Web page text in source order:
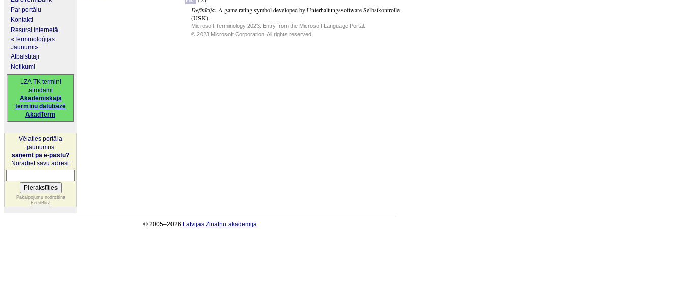
Par portālu
Kontakti
Resursi internetā
«Terminoloģijas
Jaunumi»
Atbalstītāji
Notikumi
LZA TK termini
atrodami
Akadēmiskajā
terminu datubāzē
AkadTerm
Vēlaties portāla
jaunumus
saņemt pa e-pastu?
Norādiet savu adresi:
Pakalpojumu nodrošina
FeedBlitz
Definīcija: A game rating symbol developed by Unterhaltungssoftware Selbstkontrolle
(USK).
Microsoft Terminology 2023. Entry from the Microsoft Language Portal.
© 2023 Microsoft Corporation. All rights reserved.
© 2005–2026 Latvijas Zinātņu akadēmija